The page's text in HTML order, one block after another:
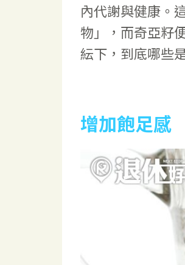
內代謝與健康。
物」，而奇亞籽
紜下，到底哪些
增加飽足感